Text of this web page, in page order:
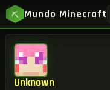
⛏ Mundo Minecraft
Unknown